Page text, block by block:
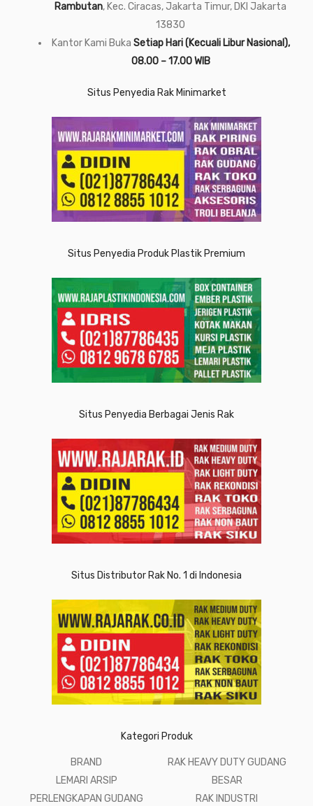
Rambutan, Kec. Ciracas, Jakarta Timur, DKI Jakarta
13830
Kantor Kami Buka Setiap Hari (Kecuali Libur Nasional),
08.00 – 17.00 WIB
Situs Penyedia Rak Minimarket
Situs Penyedia Produk Plastik Premium
Situs Penyedia Berbagai Jenis Rak
Situs Distributor Rak No. 1 di Indonesia
Kategori Produk
BRAND
LEMARI ARSIP
PERLENGKAPAN GUDANG
RAK HEAVY DUTY GUDANG
BESAR
RAK INDUSTRI